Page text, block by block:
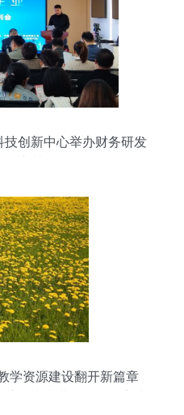
创新中心举办财务研发
学资源建设翻开新篇章